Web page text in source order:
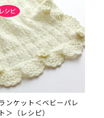
ンケット＜ベビーパレ
＞（レシピ）